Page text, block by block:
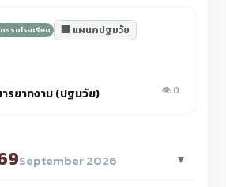
รรมโรงเรียน 🏢 แผนกปฐมวัย
รยาทงาม (ปฐมวัย) 👁️ 0
September 2026 ▼